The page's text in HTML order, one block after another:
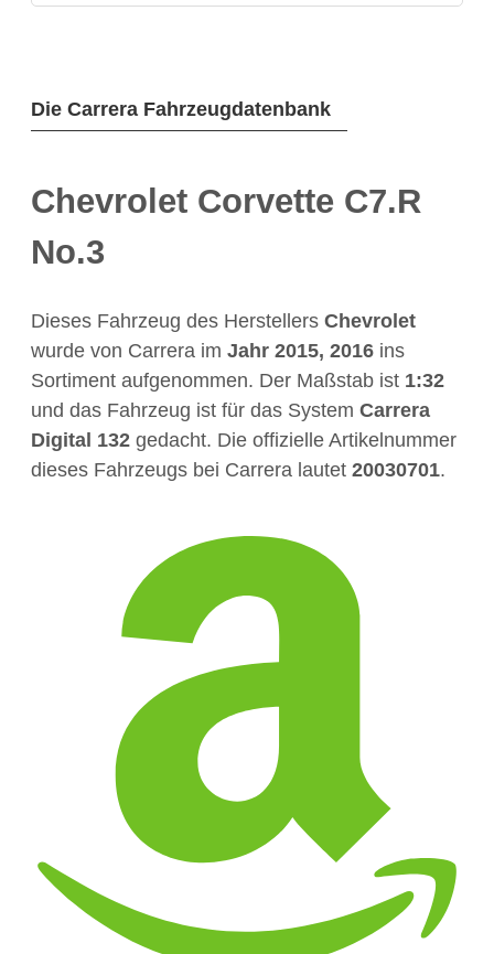
Die Carrera Fahrzeugdatenbank
Chevrolet Corvette C7.R
No.3
Dieses Fahrzeug des Herstellers Chevrolet
wurde von Carrera im Jahr 2015, 2016 ins
Sortiment aufgenommen. Der Maßstab ist 1:32
und das Fahrzeug ist für das System Carrera
Digital 132 gedacht. Die offizielle Artikelnummer
dieses Fahrzeugs bei Carrera lautet 20030701.